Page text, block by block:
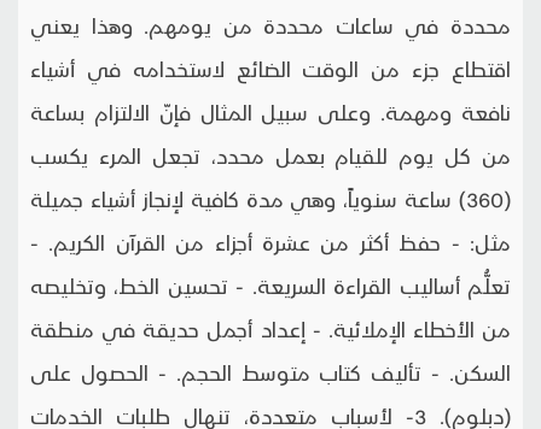
محددة في ساعات محددة من يومهم. وهذا يعني
اقتطاع جزء من الوقت الضائع لاستخدامه في أشياء
نافعة ومهمة. وعلى سبيل المثال فإنّ الالتزام بساعة
من كل يوم للقيام بعمل محدد، تجعل المرء يكسب
(360) ساعة سنوياً، وهي مدة كافية لإنجاز أشياء جميلة
مثل: - حفظ أكثر من عشرة أجزاء من القرآن الكريم. -
تعلُّم أساليب القراءة السريعة. - تحسين الخط، وتخليصه
من الأخطاء الإملائية. - إعداد أجمل حديقة في منطقة
السكن. - تأليف كتاب متوسط الحجم. - الحصول على
(دبلوم). 3- لأسباب متعددة، تنهال طلبات الخدمات